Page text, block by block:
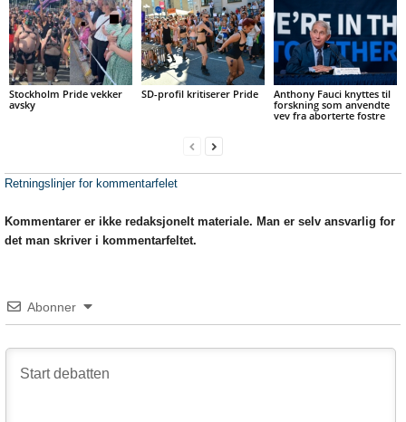
Stockholm Pride vekker
avsky
SD-profil kritiserer Pride
Anthony Fauci knyttes til
forskning som anvendte
vev fra aborterte fostre
Retningslinjer for kommentarfelet
Kommentarer er ikke redaksjonelt materiale. Man er selv ansvarlig for
det man skriver i kommentarfeltet.
Abonner